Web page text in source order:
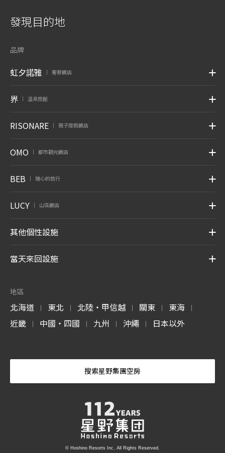
發現目的地
品牌
虹夕諾雅 奢華飯店
界 溫泉旅館
RISONARE 親子度假飯店
OMO 都市觀光飯店
BEB 随心的旅行
LUCY 山區飯店
其他個性設施
當天來回設施
地區
北海道 | 東北 | 北陸・甲信越 | 關東 | 東海 |
近畿 | 中國・四國 | 九州 | 沖繩 | 日本以外
搜索星野集團空房
© Hoshino Resorts Inc. All Rights Reserved.